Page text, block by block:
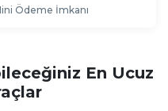
Ödeme İmkanı
En Ucuz